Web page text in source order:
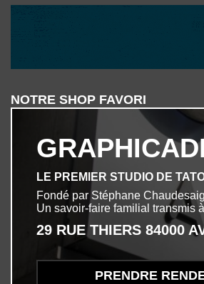
NOTRE SHOP FAVORI
LE PREMIER STUDIO DE
Fondé par Stéphane
Un savoir-faire familial transmis
29 RUE THIERS 84000
PRENDRE